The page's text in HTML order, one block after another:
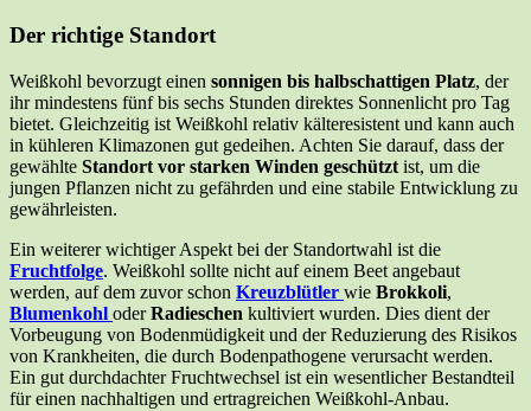
Der richtige Standort
Weißkohl bevorzugt einen sonnigen bis halbschattigen Platz, der
ihr mindestens fünf bis sechs Stunden direktes Sonnenlicht pro Tag
bietet. Gleichzeitig ist Weißkohl relativ kälteresistent und kann auch
in kühleren Klimazonen gut gedeihen. Achten Sie darauf, dass der
gewählte Standort vor starken Winden geschützt ist, um die
jungen Pflanzen nicht zu gefährden und eine stabile Entwicklung zu
gewährleisten.
Ein weiterer wichtiger Aspekt bei der Standortwahl ist die
Fruchtfolge. Weißkohl sollte nicht auf einem Beet angebaut
werden, auf dem zuvor schon Kreuzblütler wie Brokkoli,
Blumenkohl oderRadieschen kultiviert wurden. Dies dient der
Vorbeugung von Bodenmüdigkeit und der Reduzierung des Risikos
von Krankheiten, die durch Bodenpathogene verursacht werden.
Ein gut durchdachter Fruchtwechsel ist ein wesentlicher Bestandteil
für einen nachhaltigen und ertragreichen Weißkohl-Anbau.